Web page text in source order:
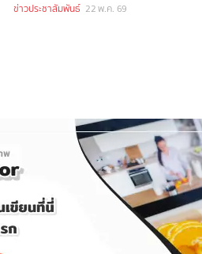
ข่าวประชาสัมพันธ์ 22 พ.ค. 69